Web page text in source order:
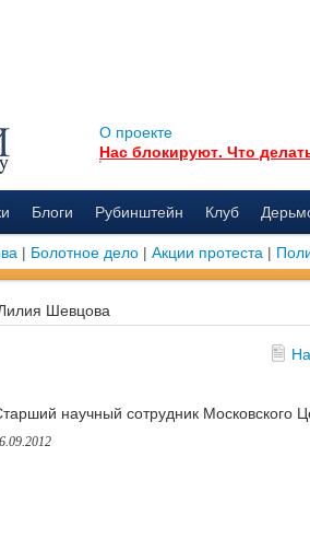
О проекте
Нас блокируют. Что
Блоги Рубинштейн Клуб
| Болотное дело | Акции протеста |
Шевцова
научный сотрудник Московского